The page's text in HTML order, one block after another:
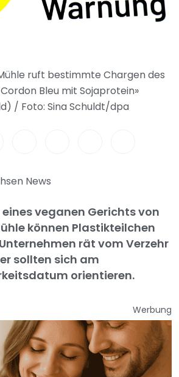
ruft bestimmte Chargen des
Bleu mit Sojaprotein»
/ Foto: Sina Schuldt/dpa
News
veganen Gerichts von
können Plastikteilchen
rät vom Verzehr
sollten sich am
orientieren.
Werbung